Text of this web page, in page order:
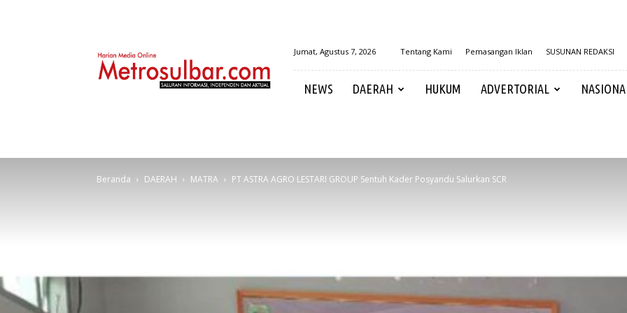
Jumat, Agustus 7, 2026 Tentang Kami Pemasangan Iklan SUSUNAN REDAKSI
NEWS DAERAH HUKUM ADVERTORIAL
Beranda DAERAH MATRA PT ASTRA AGRO LESTARI GROUP Sentuh Kader Posyandu Salurkan SCR